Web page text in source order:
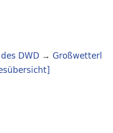
DWD → Großwetterl